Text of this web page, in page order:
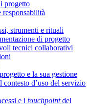
progetto
strumenti e rituali
di progetto
tecnici collaborativi
e la sua gestione
d’uso del servizio
e i touchpointdel